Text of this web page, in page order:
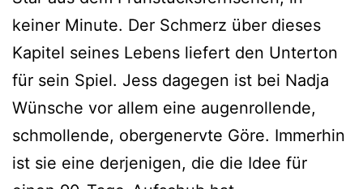
keiner Minute. Der Schmerz über dieses
Kapitel seines Lebens liefert den Unterton
für sein Spiel. Jess dagegen ist bei Nadja
Wünsche vor allem eine augenrollende,
schmollende, obergenervte Göre. Immerhin
ist sie eine derjenigen, die die Idee für